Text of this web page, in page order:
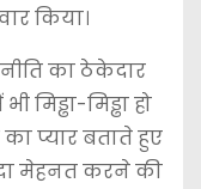
किया।
का ठेकेदार
मिड्ढा हो
का प्यार बताते हुए
मेहनत करने की